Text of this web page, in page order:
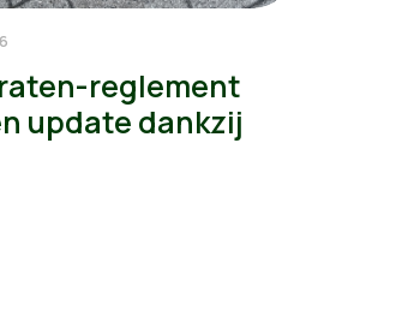
reglement
update dankzij